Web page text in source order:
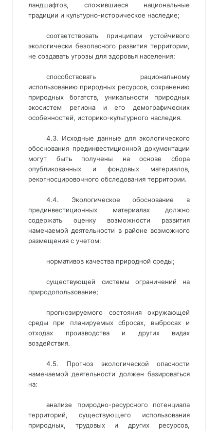
ландшафтов, сложившиеся национальные
традиции и культурно-историческое наследие;
соответствовать принципам устойчивого
экологически безопасного развития территории,
не создавать угрозы для здоровья населения;
способствовать рациональному
использованию природных ресурсов, сохранению
природных богатств, уникальности природных
экосистем региона и его демографических
особенностей, историко-культурного наследия.
4.3. Исходные данные для экологического
обоснования прединвестиционной документации
могут быть получены на основе сбора
опубликованных и фондовых материалов,
рекогносцировочного обследования территории.
4.4. Экологическое обоснование в
прединвестиционных материалах должно
содержать оценку возможности развития
намечаемой деятельности в районе возможного
размещения с учетом:
нормативов качества природной среды;
существующей системы ограничений на
природопользование;
прогнозируемого состояния окружающей
среды при планируемых сбросах, выбросах и
отходах производства и других видах
воздействия.
4.5. Прогноз экологической опасности
намечаемой деятельности должен базироваться
на:
анализе природно-ресурсного потенциала
территорий, существующего использования
природных, трудовых и других ресурсов,